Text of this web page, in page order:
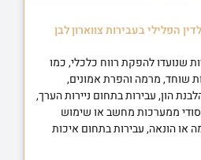
הפלילי בעבירות צווארון לבן
שנועדו להפקת רווח כלכלי, כמו
שוחד, מרמה והפרת אמונים,
הון, עבירות בתחום ניירות הערך,
סודי ממערכות מחשב או שימוש
או הונאה, עבירות בתחום איכות